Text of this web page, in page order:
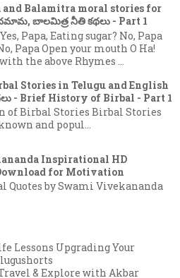
and Balamitra moral stories for
బాలమిత్ర నీతి కథలు - Part 1
Papa, Eating sugar? No, Papa
Papa Open your mouth O Ha!
the above Rhymes ...
Stories in Telugu and English
- Brief History of Birbal - Part 1
Birbal Stories Birbal Stories
and popul...
Inspirational HD
for Motivation
Quotes by Swami Vivekananda
Lessons Upgrading Your
& Explore with Akbar